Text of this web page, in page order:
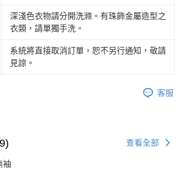
深淺色衣物請分開洗滌。有珠飾金屬造型之
衣類，請單獨手洗。
系統將直接取消訂單，恕不另行通知，敬請
見諒。
客服
查看全部
袖